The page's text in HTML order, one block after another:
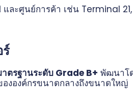
ละศูนย์การค้า เช่น Terminal
ตรฐานระดับ Grade B+ พัฒนาโ
งองค์กรขนาดกลางถึงขนาดใหญ่